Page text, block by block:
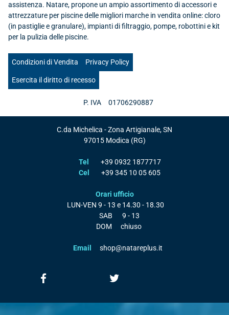
assistenza. Natare, propone un ampio assortimento di accessori e
attrezzature per piscine delle migliori marche in vendita online: cloro
(in pastiglie e granulare), impianti di filtraggio, pompe, robottini e kit
per la pulizia delle piscine.
Condizioni di Vendita Privacy Policy
Esercita il diritto di recesso
P. IVA 01706290887
C.da Michelica - Zona Artigianale, SN
97015 Modica (RG)
Tel
+39 0932 1877717
Cel
+39 345 10 05 605
Orari ufficio
LUN-VEN 9 - 13 e 14.30 - 18.30
SAB
9 - 13
DOM
chiuso
Email shop@natareplus.it